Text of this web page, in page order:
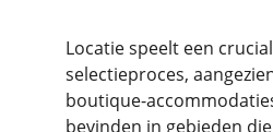
Locatie speelt een
selectieproces,
boutique-
bevinden in gebieden